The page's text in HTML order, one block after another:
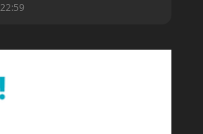
за дрифт